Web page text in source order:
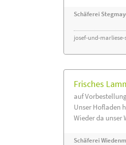
Schäferei
josef-und-
Frisches
auf
Unser Hofladen
Wieder da unser
Schäferei